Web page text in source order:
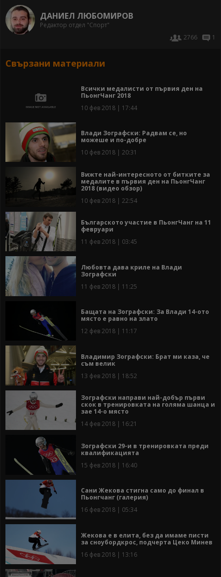
ДАНИЕЛ ЛЮБОМИРОВ
Редактор отдел "Спорт"
2766
1
Свързани материали
Всички медалисти от първия ден на
ПьонгЧанг 2018
10 фев 2018 | 17:44
Влади Зографски: Радвам се, но
можеше и по-добре
10 фев 2018 | 20:31
Вижте най-интересното от битките за
медалите в първия ден на ПьонгЧанг
2018 (видео обзор)
10 фев 2018 | 22:54
Българското участие в ПьонгЧанг на 11
февруари
11 фев 2018 | 03:45
Любовта дава криле на Влади
Зографски
11 фев 2018 | 11:25
Бащата на Зографски: За Влади 14-ото
място е равно на злато
12 фев 2018 | 11:17
Владимир Зографски: Брат ми каза, че
съм велик
13 фев 2018 | 18:52
Зографски направи най-добър първи
скок в тренировката на голяма шанца и
зае 14-о място
14 фев 2018 | 16:21
Зографски 29-и в тренировката преди
квалификацията
15 фев 2018 | 16:40
Сани Жекова стигна само до финал в
Пьонгчанг (галерия)
16 фев 2018 | 05:34
Жекова е в елита, без да имаме писти
за сноубордкрос, подчерта Цеко Минев
16 фев 2018 | 13:16